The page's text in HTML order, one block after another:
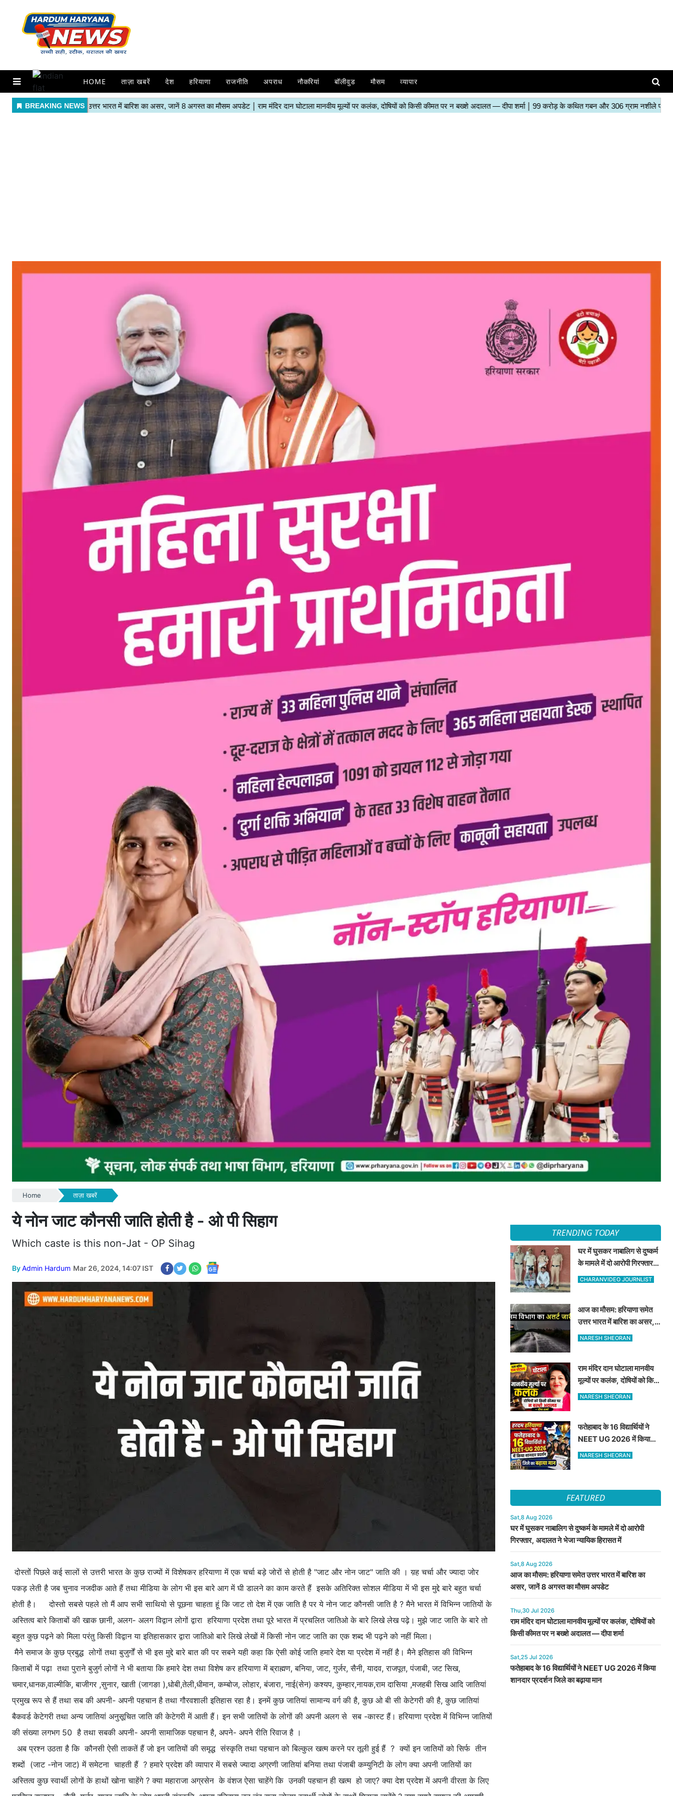
HOME ताज़ा खबरें देश हरियाणा राजनीति अपराध नौकरियां बॉलीवुड मौसम व्यापार
Home ताज़ा खबरें
ये नोन जाट कौनसी जाति होती है - ओ पी सिहाग
Which caste is this non-Jat - OP Sihag
ByAdmin Hardum Mar 26, 2024, 14:07 IST
दोस्तों पिछले कई सालों से उत्तरी भारत के कुछ राज्यों में विशेषकर हरियाणा में एक चर्चा बड़े जोरों से होती है "जाट और नोन जाट" जाति की । य़ह चर्चा और ज्यादा जोर
पकड़ लेती है जब चुनाव नजदीक आते हैं तथा मीडिया के लोग भी इस बारे आग में घी डालने का काम करते हैं इसके अतिरिक्त सोशल मीडिया में भी इस मुद्दे बारे बहुत चर्चा
होती है। दोस्तो सबसे पहले तो मैं आप सभी साथियो से पूछना चाहता हूं कि जाट तो देश में एक जाति है पर ये नोन जाट कौनसी जाति है ? मैने भारत में विभिन्न जातियों के
अस्तित्व बारे किताबों की खाक छानी, अलग- अलग विद्वान लोगों द्वारा हरियाणा प्रदेश तथा पूरे भारत में प्रचलित जातिओ के बारे लिखे लेख पढ़े। मुझे जाट जाति के बारे तो
बहुत कुछ पढ़ने को मिला परंतु किसी विद्वान या इतिहासकार द्वारा जातिओ बारे लिखे लेखों में किसी नोन जाट जाति का एक शब्द भी पढ़ने को नहीं मिला।
मैने समाज के कुछ प्रबुद्ध लोगों तथा बुजुर्गों से भी इस मुद्दे बारे बात की पर सबने यही कहा कि ऐसी कोई जाति हमारे देश या प्रदेश में नहीं है। मैने इतिहास की विभिन्न
किताबों में पढ़ा तथा पुराने बुजुर्ग लोगों ने भी बताया कि हमारे देश तथा विशेष कर हरियाणा में ब्राह्मण, बनिया, जाट, गुर्जर, सैनी, यादव, राजपूत, पंजाबी, जट सिख,
चमार,धानक,वाल्मीकि, बाजीगर ,सुनार, खाती (जागङा ),धोबी,तेली,धीमान, कम्बोज, लोहार, बंजारा, नाई(सेन) कश्यप, कुम्हार,नायक,राम दासिया ,मजहबी सिख आदि जातियां
प्रमुख रूप से हैं तथा सब की अपनी- अपनी पहचान है तथा गौरवशाली इतिहास रहा है। इनमें कुछ जातियां सामान्य वर्ग की है, कुछ ओ बी सी केटेगरी की है, कुछ जातियां
बैकवर्ड केटेगरी तथा अन्य जातियां अनुसूचित जाति की केटेगरी में आती हैं। इन सभी जातियों के लोगों की अपनी अलग से सब -कास्ट हैं। हरियाणा प्रदेश में विभिन्न जातियों
की संख्या लगभग 50 है तथा सबकी अपनी- अपनी सामाजिक पहचान है, अपने- अपने रीति रिवाज है ।
अब प्रश्न उठता है कि कौनसी ऐसी ताकतें हैं जो इन जातियों की समृद्ध संस्कृति तथा पहचान को बिल्कुल खत्म करने पर तूली हुई हैं ? क्यों इन जातियों को सिर्फ तीन
शब्दों (जाट -नोन जाट) में समेटना चाहती हैं ? हमारे प्रदेश की व्यापार में सबसे ज्यादा अग्रणी जातियां बनिया तथा पंजाबी कम्युनिटी के लोग क्या अपनी जातियों का
अस्तित्व कुछ स्वार्थी लोगों के हाथों खोना चाहेंगे ? क्या महाराजा अग्रसेन के वंशज ऐसा चाहेंगे कि उनकी पहचान ही खत्म हो जाए? क्या देश प्रदेश में अपनी वीरता के लिए
TRENDING TODAY
घर में घुसकर नाबालिग से दुष्कर्म
के मामले में दो आरोपी गिरफ्तार,
अदालत ने भेजा न्यायिक हिरासत
CHARANVIDEO JOURNLIST
आज का मौसम: हरियाणा समेत
उत्तर भारत में बारिश का असर,
जानें 8 अगस्त का मौसम अपडेट
NARESH SHEORAN
राम मंदिर दान घोटाला मानवीय
मूल्यों पर कलंक, दोषियों को किसी
कीमत पर न बख्शे अदालत —
NARESH SHEORAN
फतेहाबाद के 16 विद्यार्थियों ने
NEET UG 2026 में किया
शानदार प्रदर्शन जिले का बढ़ाया
NARESH SHEORAN
FEATURED
Sat,8 Aug 2026
घर में घुसकर नाबालिग से दुष्कर्म के मामले में दो आरोपी
गिरफ्तार, अदालत ने भेजा न्यायिक हिरासत में
Sat,8 Aug 2026
आज का मौसम: हरियाणा समेत उत्तर भारत में बारिश का
असर, जानें 8 अगस्त का मौसम अपडेट
Thu,30 Jul 2026
राम मंदिर दान घोटाला मानवीय मूल्यों पर कलंक, दोषियों को
किसी कीमत पर न बख्शे अदालत — दीपा शर्मा
Sat,25 Jul 2026
फतेहाबाद के 16 विद्यार्थियों ने NEET UG 2026 में किया
शानदार प्रदर्शन जिले का बढ़ाया मान